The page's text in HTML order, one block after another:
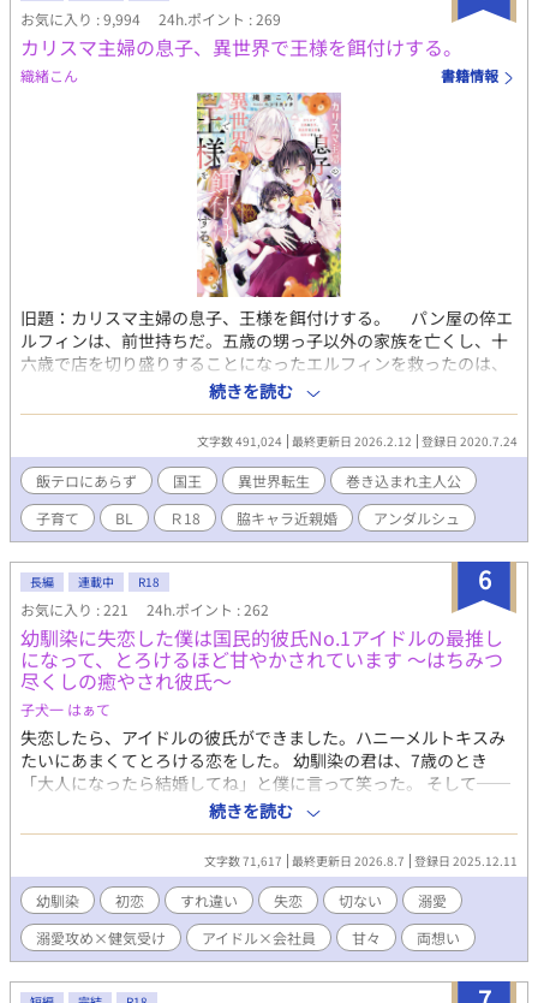
まうことに。 ついパニックになってディスコから抜け、どう誤
魔化せばいいかと考えていれば、ふいにインターホンが鳴る。
フラフラ向かうと、玄関先に立っていたのは、さっきまでディス
コで話していたコウガで――――――――。 注意 この物語はフ
ィクションです。登場する人物・団体等、実在のものとは一切関
お気に入り : 9,994 24h.ポイント : 269
カリスマ主婦の息子、異世界で王様を餌付けする。
織緒こん 書籍情報
旧題：カリスマ主婦の息子、王様を餌付けする。 パン屋の倅エ
ルフィンは、前世持ちだ。五歳の甥っ子以外の家族を亡くし、十
六歳で店を切り盛りすることになったエルフィンを救ったのは、
カリスマ主婦の息子であった記憶だ。 人気ブロガーから人気U
ちゅーばーにジョブチェンジした、ライフスタイルコーディネー
ターの母のアシスタントをした日々が、なんとかパン屋を持ち堪
えさせている。 そんな時、パン屋に押し入ってきた高貴な男
に、突然甥っ子と共に王宮に連行される。並居る偉い人の前で、
甥っ子が前王の落とし胤であると告げられて、忙しいながらも穏
やかな生活は崩れ去ってしまった。 甥っ子の異母兄である王様
は、なぜかエルフィンを気に入って、やたらと手料理をねだって
くるのだが⋯⋯。 一見爽やか腹黒王様×オカンな少年 R 18を
含む場合、✳︎マークを添付します。
続きを読む
文字数 491,024 最終更新日 2026.2.12 登録日 2020.7.24
飯テロにあらず 国王 異世界転生
巻き込まれ主人公
子育て
BL Ｒ18 脇キャラ近親婚 アンダルシュ
6
長編 連載中 R18
お気に入り : 221 24h.ポイント : 262
幼馴染に失恋した僕は国民的彼氏No.1アイドルの最推し
になって、とろけるほど甘やかされています ～はちみつ
尽くしの癒やされ彼氏～
子犬一 はぁて
失恋したら、アイドルの彼氏ができました。ハニーメルトキスみ
たいにあまくてとろける恋をした。 幼馴染の君は、7歳のとき
「大人になったら結婚してね」と僕に言って笑った。 そして──
今日、君は僕じゃない別の人と結婚する。 結婚式で花束を渡す時
に胸が痛いんだ。 「こいつ、幼馴染なんだ。センスいいだろ？」
誇らしげに笑う君と、その隣で微笑む綺麗な奥さん。 叶わない恋
だってわかってる。 それでも、氷砂糖みたいに君との甘い思い出
を、僕だけの宝箱にしまって生きていく。 君の幸せを願うことだ
けが、僕にできる最後の恋だから。 そう思って、失恋の悲しみを
猫カフェで埋めていたある日のこと。 僕は“彼“に出逢った。 その
人は僕に愛を教えてくれる人でした。 はちみつみたいに甘くてや
さしくてとろける恋。ハニーメルトキスって言葉が似合う人。 そ
続きを読む
文字数 71,617 最終更新日 2026.8.7 登録日 2025.12.11
幼馴染 初恋 すれ違い 失恋 切ない
溺愛
溺愛攻め×健気受け
アイドル×会社員 甘々 両想い